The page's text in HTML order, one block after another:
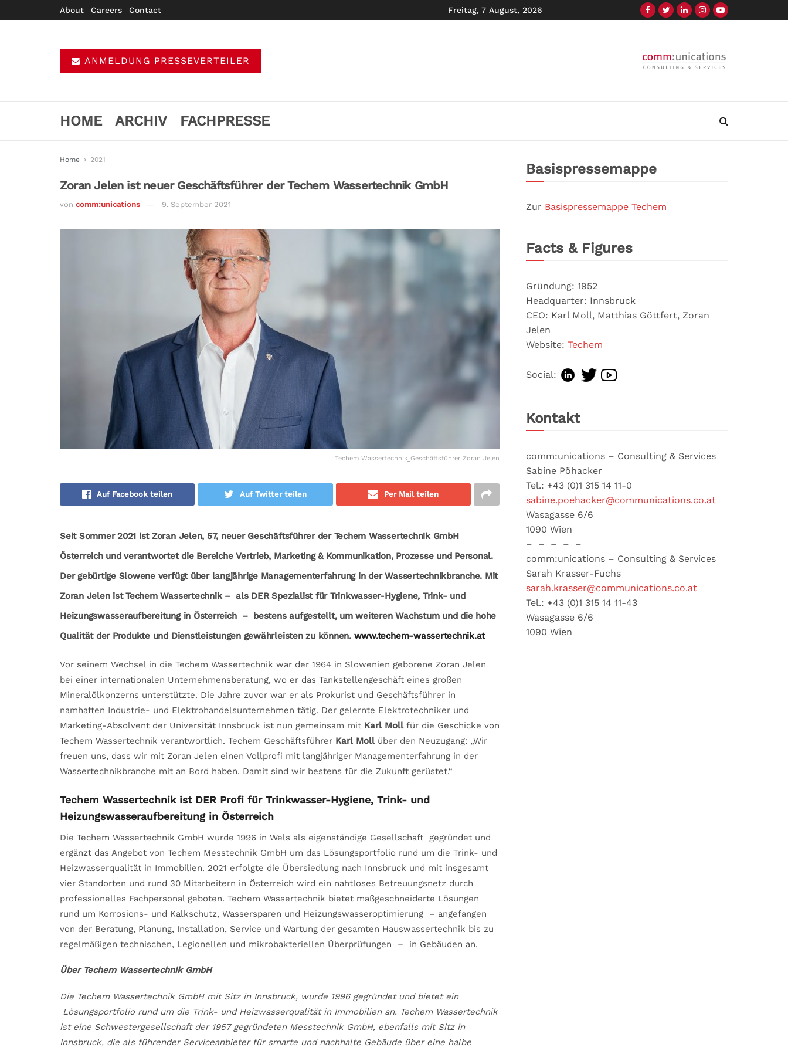
About Careers Contact Freitag, 7 August, 2026
ANMELDUNG PRESSEVERTEILER
HOME ARCHIV FACHPRESSE
Home 2021
Zoran Jelen ist neuer Geschäftsführer der Techem Wassertechnik GmbH
von comm:unications 9. September 2021
Techem Wassertechnik_Geschäftsführer Zoran Jelen
Auf Facebook teilen Auf Twitter teilen Per Mail teilen
Seit Sommer 2021 ist Zoran Jelen, 57, neuer Geschäftsführer der Techem Wassertechnik GmbH
Österreich und verantwortet die Bereiche Vertrieb, Marketing & Kommunikation, Prozesse und Personal.
Der gebürtige Slowene verfügt über langjährige Managementerfahrung in der Wassertechnikbranche. Mit
Zoran Jelen ist Techem Wassertechnik –­ als DER Spezialist für Trinkwasser-Hygiene, Trink- und
Heizungswasseraufbereitung in Österreich – bestens aufgestellt, um weiteren Wachstum und die hohe
Qualität der Produkte und Dienstleistungen gewährleisten zu können. www.techem-wassertechnik.at
Vor seinem Wechsel in die Techem Wassertechnik war der 1964 in Slowenien geborene Zoran Jelen
bei einer internationalen Unternehmensberatung, wo er das Tankstellengeschäft eines großen
Mineralölkonzerns unterstützte. Die Jahre zuvor war er als Prokurist und Geschäftsführer in
namhaften Industrie- und Elektrohandelsunternehmen tätig. Der gelernte Elektrotechniker und
Marketing-Absolvent der Universität Innsbruck ist nun gemeinsam mit Karl Mollfür die Geschicke von
Techem Wassertechnik verantwortlich. Techem Geschäftsführer Karl Mollüber den Neuzugang: „Wir
freuen uns, dass wir mit Zoran Jelen einen Vollprofi mit langjähriger Managementerfahrung in der
Wassertechnikbranche mit an Bord haben. Damit sind wir bestens für die Zukunft gerüstet.“
Techem Wassertechnik ist DER Profi für Trinkwasser-Hygiene, Trink- und
Heizungswasseraufbereitung in Österreich
Die Techem Wassertechnik GmbH wurde 1996 in Wels als eigenständige Gesellschaft gegründet und
ergänzt das Angebot von Techem Messtechnik GmbH um das Lösungsportfolio rund um die Trink- und
Heizwasserqualität in Immobilien. 2021 erfolgte die Übersiedlung nach Innsbruck und mit insgesamt
vier Standorten und rund 30 Mitarbeitern in Österreich wird ein nahtloses Betreuungsnetz durch
professionelles Fachpersonal geboten. Techem Wassertechnik bietet maßgeschneiderte Lösungen
rund um Korrosions- und Kalkschutz, Wassersparen und Heizungswasseroptimierung – angefangen
von der Beratung, Planung, Installation, Service und Wartung der gesamten Hauswassertechnik bis zu
regelmäßigen technischen, Legionellen und mikrobakteriellen Überprüfungen – in Gebäuden an.
Über Techem Wassertechnik GmbH
Die Techem Wassertechnik GmbH mit Sitz in Innsbruck, wurde 1996 gegründet und bietet ein
Lösungsportfolio rund um die Trink- und Heizwasserqualität in Immobilien an. Techem Wassertechnik
ist eine Schwestergesellschaft der 1957 gegründeten Messtechnik GmbH, ebenfalls mit Sitz in
Innsbruck, die als führender Serviceanbieter für smarte und nachhalte Gebäude über eine halbe
Basispressemappe
Zur Basispressemappe Techem
Facts & Figures
Gründung: 1952
Headquarter: Innsbruck
CEO: Karl Moll, Matthias Göttfert, Zoran
Jelen
Website: Techem
Social:
Kontakt
comm:unications – Consulting & Services
Sabine Pöhacker
Tel.: +43 (0)1 315 14 11-0
sabine.poehacker@communications.co.at
Wasagasse 6/6
1090 Wien
– – – – –
comm:unications – Consulting & Services
Sarah Krasser-Fuchs
sarah.krasser@communications.co.at
Tel.: +43 (0)1 315 14 11-43
Wasagasse 6/6
1090 Wien